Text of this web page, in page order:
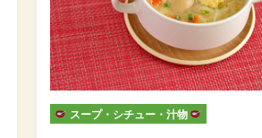
スープ・シチュー・汁物